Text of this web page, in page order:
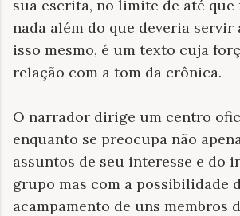
sua escrita, no limite de até que
nada além do que deveria servir
isso mesmo, é um texto cuja
relação com a tom da crônica.
O narrador dirige um centro
enquanto se preocupa não
assuntos de seu interesse e do
grupo mas com a possibilidade
acampamento de uns membros